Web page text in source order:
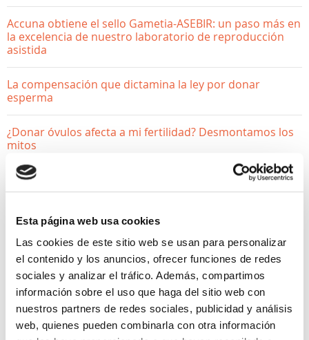
Esta página web usa cookies
Las cookies de este sitio web se usan para personalizar
el contenido y los anuncios, ofrecer funciones de redes
sociales y analizar el tráfico. Además, compartimos
información sobre el uso que haga del sitio web con
nuestros partners de redes sociales, publicidad y análisis
web, quienes pueden combinarla con otra información
Accuna obtiene el sello Gametia-ASEBIR: un paso más en
la excelencia de nuestro laboratorio de reproducción
asistida
La compensación que dictamina la ley por donar
esperma
¿Donar óvulos afecta a mi fertilidad? Desmontamos los
mitos